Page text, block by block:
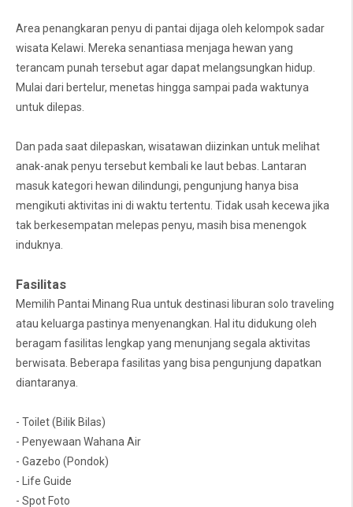
Area penangkaran penyu di pantai dijaga oleh kelompok sadar
wisata Kelawi. Mereka senantiasa menjaga hewan yang
terancam punah tersebut agar dapat melangsungkan hidup.
Mulai dari bertelur, menetas hingga sampai pada waktunya
untuk dilepas.
Dan pada saat dilepaskan, wisatawan diizinkan untuk melihat
anak-anak penyu tersebut kembali ke laut bebas. Lantaran
masuk kategori hewan dilindungi, pengunjung hanya bisa
mengikuti aktivitas ini di waktu tertentu. Tidak usah kecewa jika
tak berkesempatan melepas penyu, masih bisa menengok
induknya.
Fasilitas
Memilih Pantai Minang Rua untuk destinasi liburan solo traveling
atau keluarga pastinya menyenangkan. Hal itu didukung oleh
beragam fasilitas lengkap yang menunjang segala aktivitas
berwisata. Beberapa fasilitas yang bisa pengunjung dapatkan
diantaranya.
- Toilet (Bilik Bilas)
- Penyewaan Wahana Air
- Gazebo (Pondok)
- Life Guide
- Spot Foto